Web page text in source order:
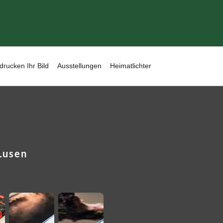
Ihr Bild Ausstellungen Heimatlichter